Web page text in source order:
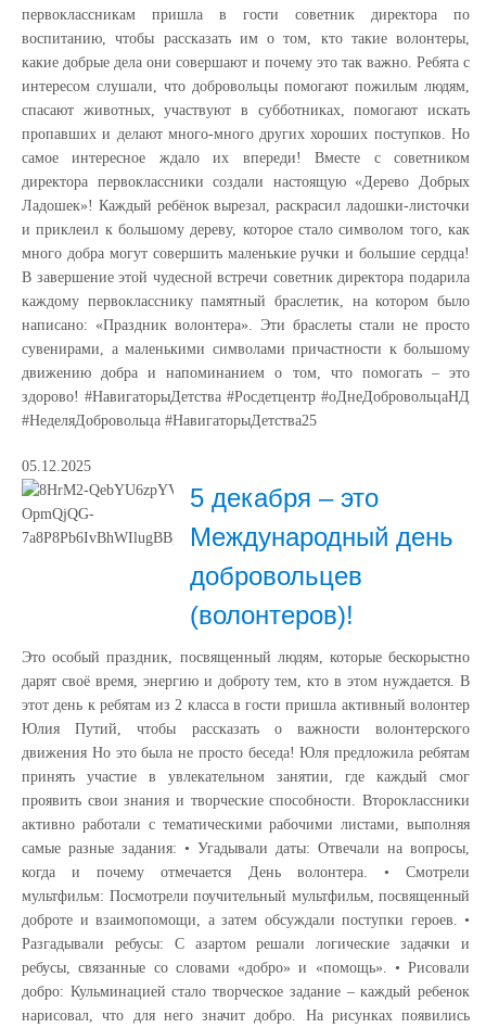
первоклассникам пришла в гости советник директора по
воспитанию, чтобы рассказать им о том, кто такие волонтеры,
какие добрые дела они совершают и почему это так важно. Ребята с
интересом слушали, что добровольцы помогают пожилым людям,
спасают животных, участвуют в субботниках, помогают искать
пропавших и делают много-много других хороших поступков. Но
самое интересное ждало их впереди! Вместе с советником
директора первоклассники создали настоящую «Дерево Добрых
Ладошек»! Каждый ребёнок вырезал, раскрасил ладошки-листочки
и приклеил к большому дереву, которое стало символом того, как
много добра могут совершить маленькие ручки и большие сердца!
В завершение этой чудесной встречи советник директора подарила
каждому первокласснику памятный браслетик, на котором было
написано: «Праздник волонтера». Эти браслеты стали не просто
сувенирами, а маленькими символами причастности к большому
движению добра и напоминанием о том, что помогать – это
здорово! #НавигаторыДетства #Росдетцентр #оДнеДобровольцаНД
#НеделяДобровольца #НавигаторыДетства25
05.12.2025
5 декабря – это
Международный день
добровольцев
(волонтеров)!
Это особый праздник, посвященный людям, которые бескорыстно
дарят своё время, энергию и доброту тем, кто в этом нуждается. В
этот день к ребятам из 2 класса в гости пришла активный волонтер
Юлия Путий, чтобы рассказать о важности волонтерского
движения Но это была не просто беседа! Юля предложила ребятам
принять участие в увлекательном занятии, где каждый смог
проявить свои знания и творческие способности. Второклассники
активно работали с тематическими рабочими листами, выполняя
самые разные задания: • Угадывали даты: Отвечали на вопросы,
когда и почему отмечается День волонтера. • Смотрели
мультфильм: Посмотрели поучительный мультфильм, посвященный
доброте и взаимопомощи, а затем обсуждали поступки героев. •
Разгадывали ребусы: С азартом решали логические задачки и
ребусы, связанные со словами «добро» и «помощь». • Рисовали
добро: Кульминацией стало творческое задание – каждый ребенок
нарисовал, что для него значит добро. На рисунках появились